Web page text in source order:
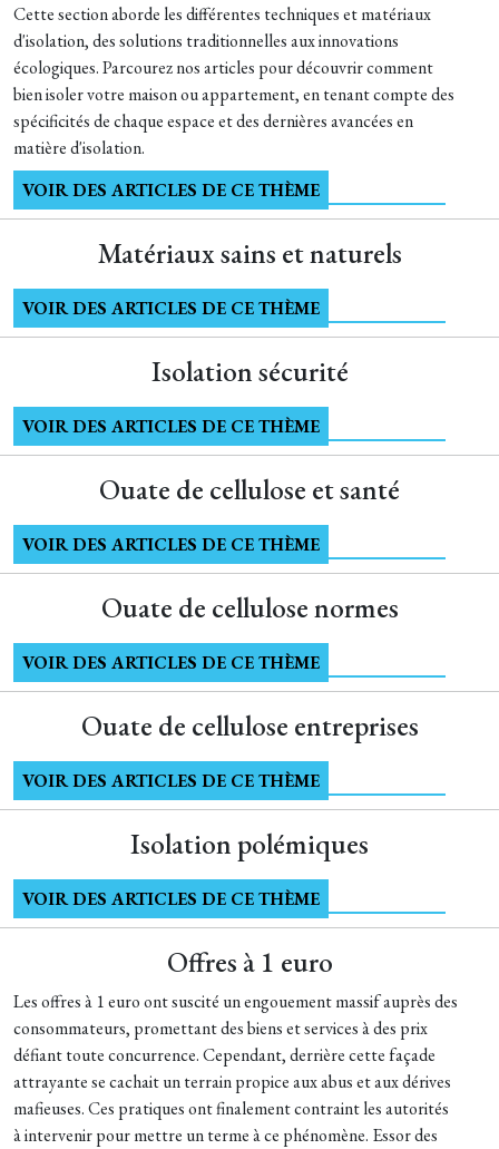
Cette section aborde les différentes techniques et matériaux
d'isolation, des solutions traditionnelles aux innovations
écologiques. Parcourez nos articles pour découvrir comment
bien isoler votre maison ou appartement, en tenant compte des
spécificités de chaque espace et des dernières avancées en
matière d'isolation.
VOIR DES ARTICLES DE CE THÈME
Matériaux sains et naturels
VOIR DES ARTICLES DE CE THÈME
Isolation sécurité
VOIR DES ARTICLES DE CE THÈME
Ouate de cellulose et santé
VOIR DES ARTICLES DE CE THÈME
Ouate de cellulose normes
VOIR DES ARTICLES DE CE THÈME
Ouate de cellulose entreprises
VOIR DES ARTICLES DE CE THÈME
Isolation polémiques
VOIR DES ARTICLES DE CE THÈME
Offres à 1 euro
Les offres à 1 euro ont suscité un engouement massif auprès des
consommateurs, promettant des biens et services à des prix
défiant toute concurrence. Cependant, derrière cette façade
attrayante se cachait un terrain propice aux abus et aux dérives
mafieuses. Ces pratiques ont finalement contraint les autorités
à intervenir pour mettre un terme à ce phénomène. Essor des